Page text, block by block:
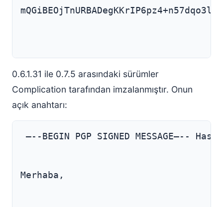
0.6.1.31 ile 0.7.5 arasındaki sürümler
Complication tarafından imzalanmıştır. Onun
açık anahtarı:
—--BEGIN PGP SIGNED MESSAGE—--
Merhaba,